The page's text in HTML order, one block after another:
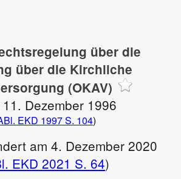
über die
über die Kirchliche
(OKAV)
Dezember 1996
EKD 1997 S. 104)
am 4. Dezember 2020
EKD 2021 S. 64)